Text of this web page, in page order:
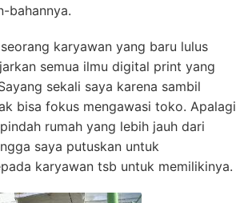
bahannya.
karyawan yang baru lulus
semua ilmu digital print yang
sekali saya karena sambil
bisa fokus mengawasi toko. Apalagi
rumah yang lebih jauh dari
saya putuskan untuk
karyawan tsb untuk memilikinya.